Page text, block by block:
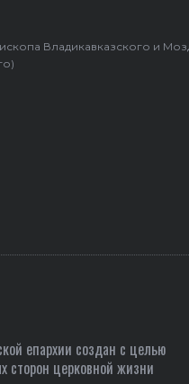
Владикавказского и
епархии создан c целью
сторон церковной жизни